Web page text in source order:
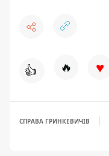
👍 🔥 ♥
СПРАВА ГРИНКЕВИЧІВ